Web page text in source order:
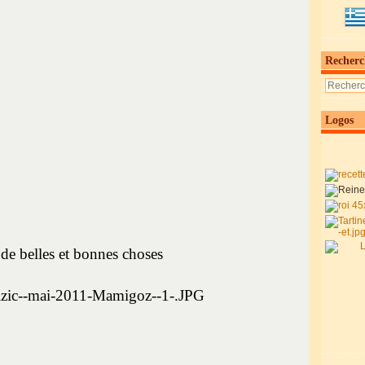
belles et bonnes choses
Logos